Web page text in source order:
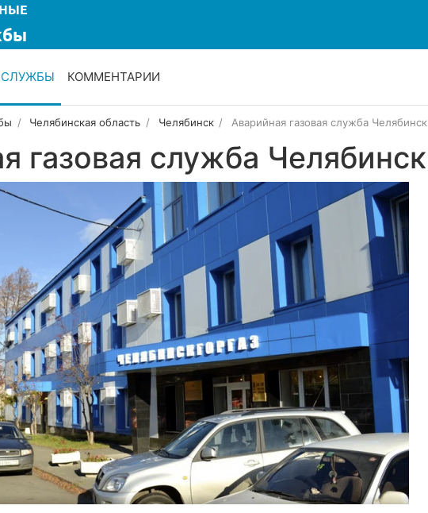
КОММЕНТАРИИ
Челябинская область Челябинск Аварийная газовая служба Челябинск
газовая служба Челябинск